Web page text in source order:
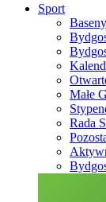
Sport
Baseny
Małe
Rada